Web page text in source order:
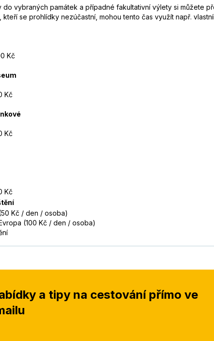
do vybraných památek a případné fakultativní výlety si můžete
kteří se prohlídky nezúčastní, mohou tento čas využít např.
Kč
Kč
Kč
Kč
Kč / den / osoba)
(100 Kč / den / osoba)
a tipy na cestování přímo ve